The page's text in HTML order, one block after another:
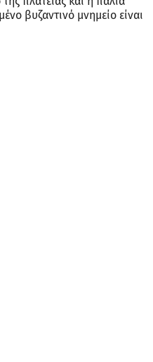
βυζαντινό μνημείο είναι